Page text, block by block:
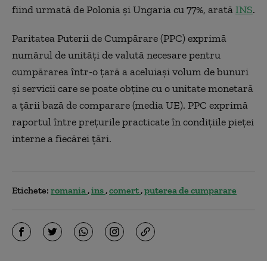
fiind urmată de Polonia şi Ungaria cu 77%, aratăINS.
Paritatea Puterii de Cumpărare (PPC) exprimă
numărul de unități de valută necesare pentru
cumpărarea într-o țară a aceluiași volum de bunuri
și servicii care se poate obține cu o unitate monetară
a țării bază de comparare (media UE). PPC exprimă
raportul între prețurile practicate în condițiile pieței
interne a fiecărei țări.
Etichete: romania ins comert puterea de cumparare